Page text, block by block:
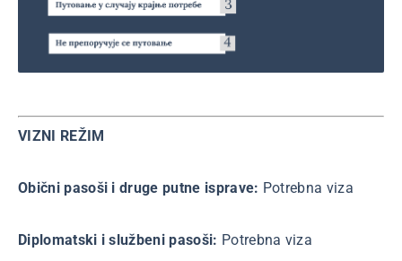
VIZNI REŽIM
Obični pasoši i druge putne isprave: Potrebna viza
Diplomatski i službeni pasoši: Potrebna viza